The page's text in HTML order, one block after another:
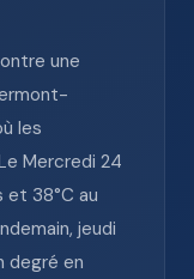
une
les
Mercredi 24
et 38°C au
jeudi
degré en